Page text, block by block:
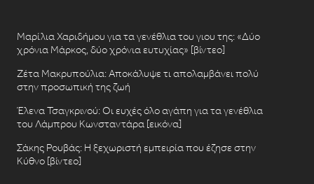
Μαρίλια Χαριδήμου για τα γενέθλια του γιου της: «Δύο
χρόνια Μάρκος, δύο χρόνια ευτυχίας» [βίντεο]
Ζέτα Μακρυπούλια: Αποκάλυψε τι απολαμβάνει πολύ
στην προσωπική της ζωή
Έλενα Τσαγκρινού: Οι ευχές όλο αγάπη για τα γενέθλια
του Λάμπρου Κωνσταντάρα [εικόνα]
Σάκης Ρουβάς: Η ξεχωριστή εμπειρία που έζησε στην
Κύθνο [βίντεο]